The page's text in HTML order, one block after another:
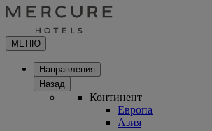
МЕНЮ
Направления
Назад
Континент
Европа
Азия